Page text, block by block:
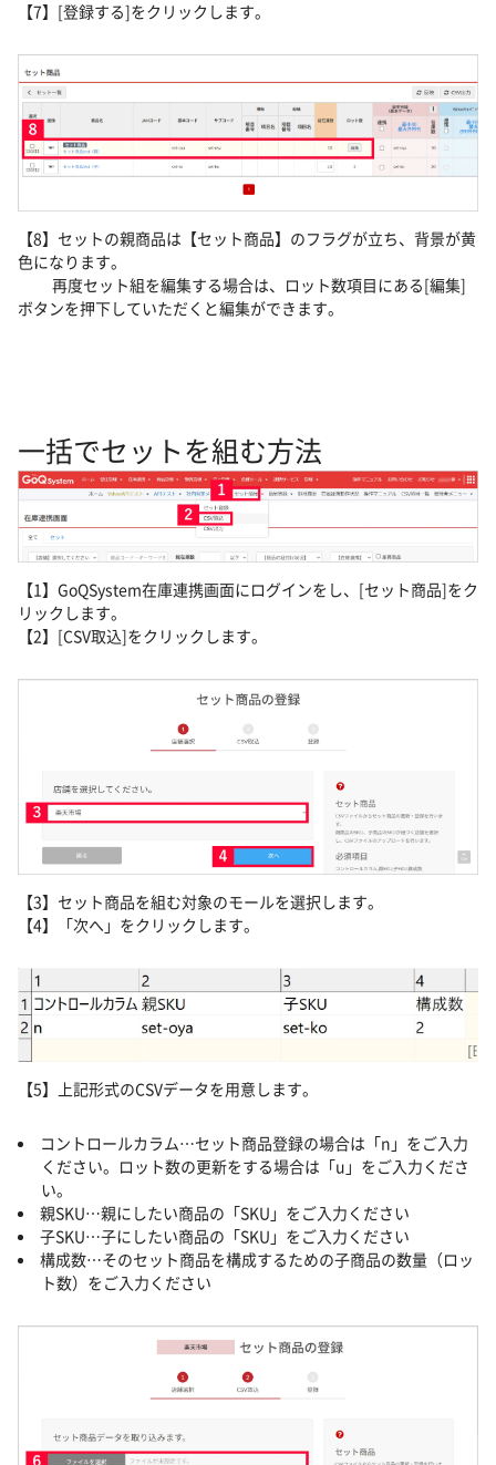
【7】[登録する]をクリックします。
【8】セットの親商品は【セット商品】のフラグが立ち、背景が黄
色になります。
再度セット組を編集する場合は、ロット数項目にある[編集]
ボタンを押下していただくと編集ができます。
一括でセットを組む方法
【1】GoQSystem在庫連携画面にログインをし、[セット商品]をク
リックします。
【2】[CSV取込]をクリックします。
【3】セット商品を組む対象のモールを選択します。
【4】「次へ」をクリックします。
【5】上記形式のCSVデータを用意します。
コントロールカラム…セット商品登録の場合は「n」をご入力
ください。ロット数の更新をする場合は「u」をご入力くださ
い。
親SKU…親にしたい商品の「SKU」をご入力ください
子SKU…子にしたい商品の「SKU」をご入力ください
構成数…そのセット商品を構成するための子商品の数量（ロッ
ト数）をご入力ください